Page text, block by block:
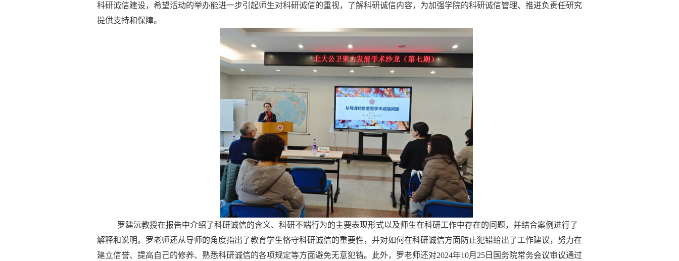
科研诚信建设，希望活动的举办能进一步引起师生对科研诚信的重视，了解科研诚信内容，为加强学院的科研诚信管理、推进负责任研究
提供支持和保障。
罗建沅教授在报告中介绍了科研诚信的含义、科研不端行为的主要表现形式以及师生在科研工作中存在的问题，并结合案例进行了
解释和说明。罗老师还从导师的角度指出了教育学生恪守科研诚信的重要性，并对如何在科研诚信方面防止犯错给出了工作建议，努力在
建立信誉、提高自己的修养、熟悉科研诚信的各项规定等方面避免无意犯错。此外，罗老师还对2024年10月25日国务院常务会议审议通过